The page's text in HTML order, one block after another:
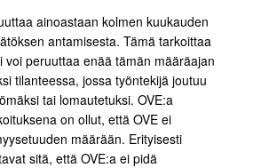
ainoastaan kolmen kuukauden
antamisesta. Tämä tarkoittaa
voi peruuttaa enää tämän määräajan
tilanteessa, jossa työntekijä joutuu
tai lomautetuksi. OVE:a
on ollut, että OVE ei
määrään. Erityisesti
sitä, että OVE:a ei pidä